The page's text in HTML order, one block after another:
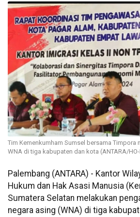
Tim Kemenkumham Sumsel bersama Timpora
WNA di tiga kabupaten dan kota (ANTARA/
Palembang (ANTARA) - Kantor
Hukum dan Hak Asasi Manusia
Sumatera Selatan melakukan
negara asing (WNA) di tiga